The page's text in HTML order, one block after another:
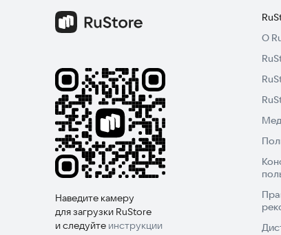
Наведите камеру
для загрузки RuStore
и следуйте инструкции
О